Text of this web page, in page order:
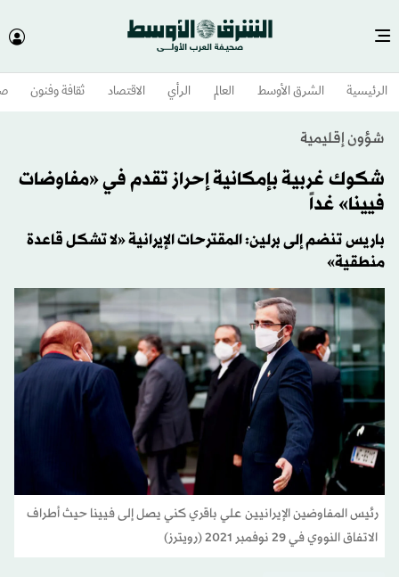
الرئيسية الشرق الأوسط​ العالم الرأي الاقتصاد ثقافة وفنون
شؤون إقليمية
شكوك غربية بإمكانية إحراز تقدم في «مفاوضات
فيينا» غداً
باريس تنضم إلى برلين: المقترحات الإيرانية «لا تشكل قاعدة
منطقية»
رئيس المفاوضين الإيرانيين علي باقري كني يصل إلى فيينا حيث أطراف
الاتفاق النووي في 29 نوفمبر 2021 (رويترز)